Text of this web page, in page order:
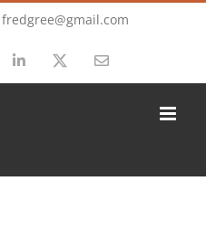
fredgree@gmail.com
LinkedIn Email